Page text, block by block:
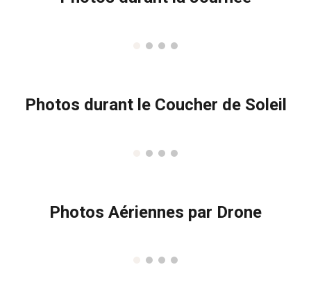
Photos durant le Coucher de Soleil
Photos Aériennes par Drone